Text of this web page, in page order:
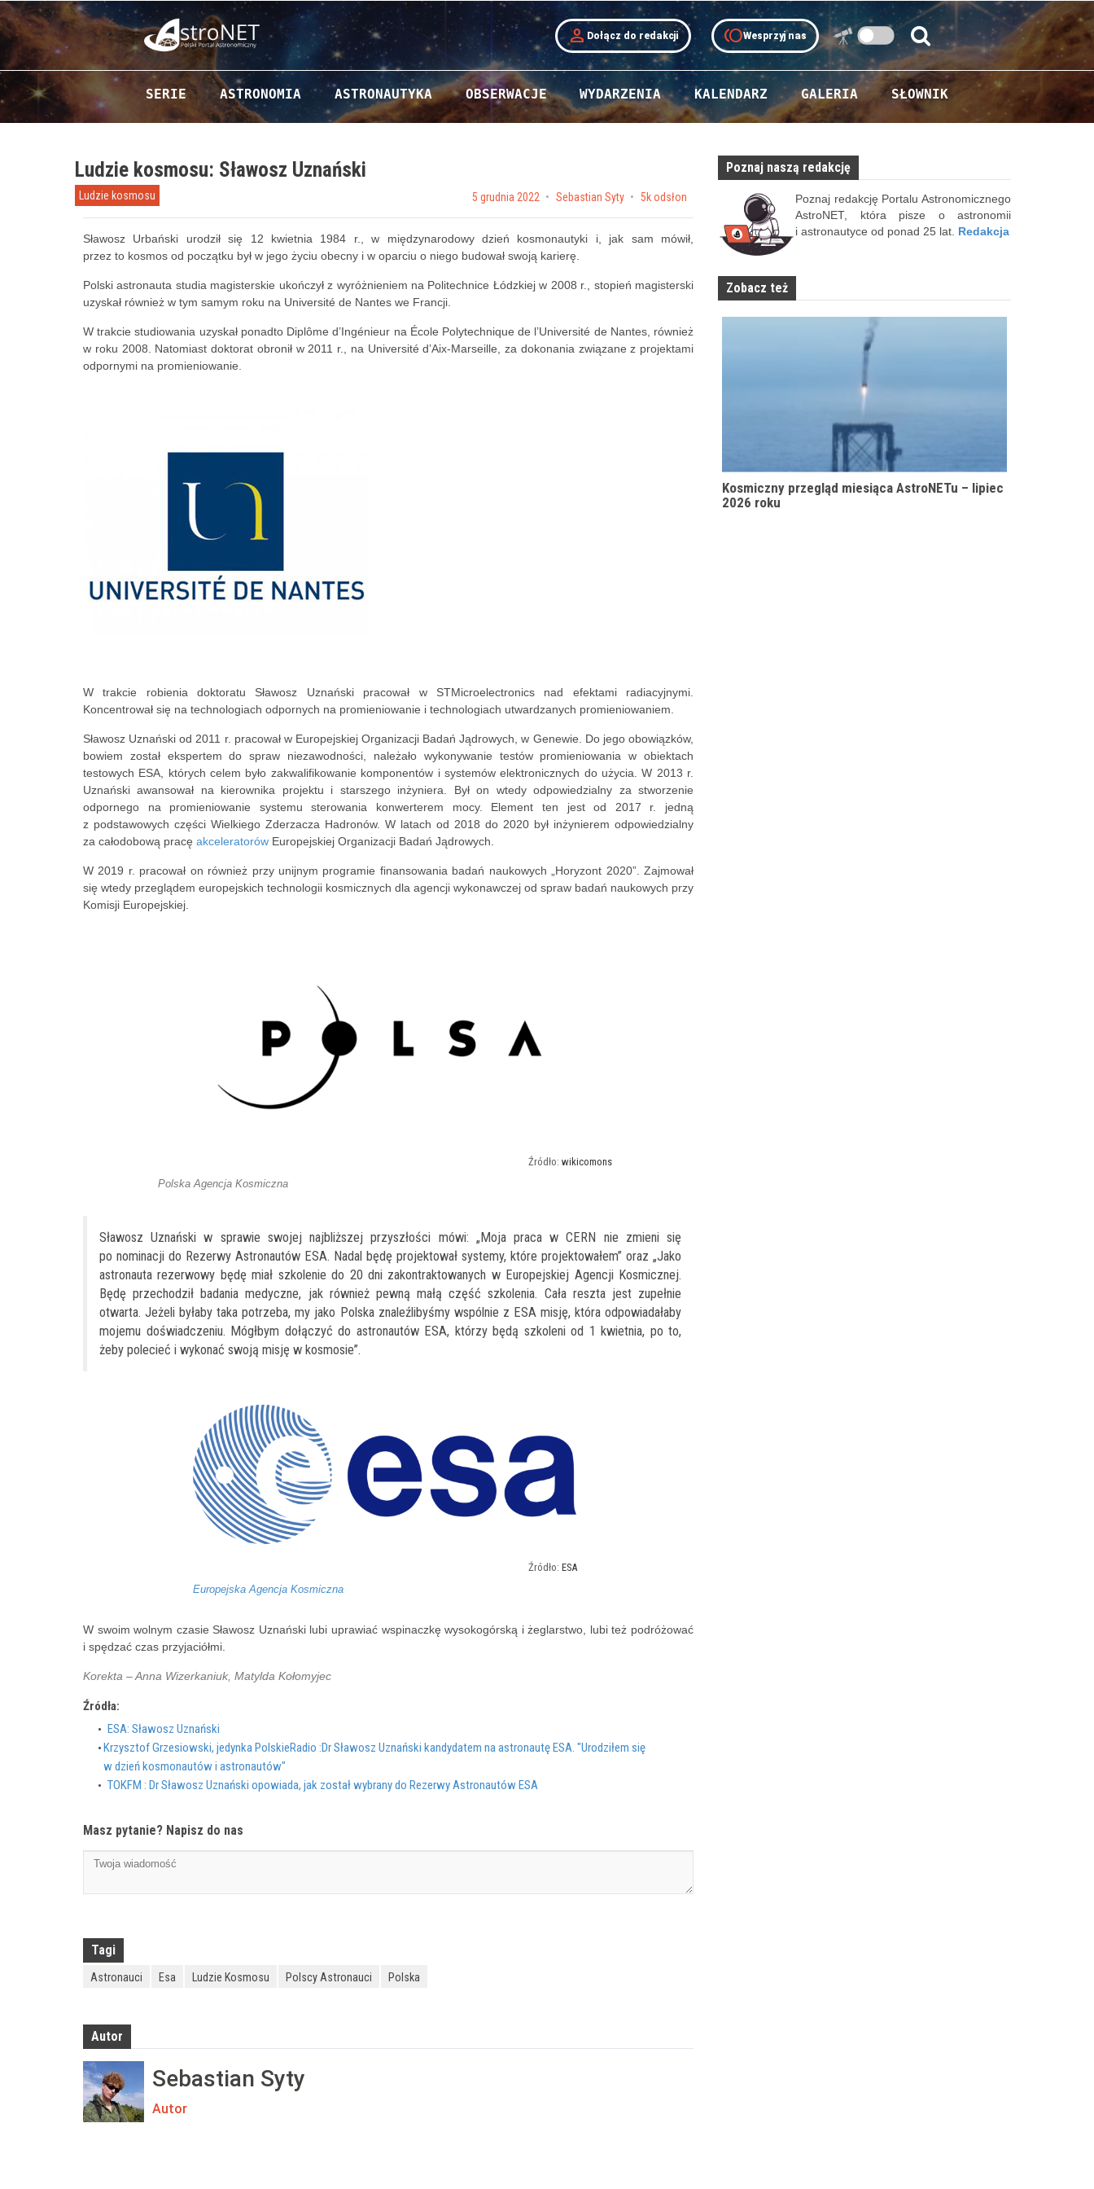
person Dołącz do redakcji tollWesprzyj nas
Szukaj:
Szukaj
Przejdź do zawartości
SERIE ASTRONOMIA ASTRONAUTYKA OBSERWACJE WYDARZENIA KALENDARZ GALERIA SŁOWNIK
Ludzie kosmosu: Sławosz Uznański
Ludzie kosmosu Posted on
5 grudnia 2022 by Sebastian Syty 5k odsłon
Sławosz Urbański urodził się 12 kwietnia 1984 r., w międzynarodowy dzień kosmonautyki i, jak sam mówił,
przez to kosmos od początku był w jego życiu obecny i w oparciu o niego budował swoją karierę.
Polski astronauta studia magisterskie ukończył z wyróżnieniem na Politechnice Łódzkiej w 2008 r., stopień magisterski
uzyskał również w tym samym roku na Université de Nantes we Francji.
W trakcie studiowania uzyskał ponadto Diplôme d’Ingénieur na École Polytechnique de l’Université de Nantes, również
w roku 2008. Natomiast doktorat obronił w 2011 r., na Université d’Aix-Marseille, za dokonania związane z projektami
odpornymi na promieniowanie.
W trakcie robienia doktoratu Sławosz Uznański pracował w STMicroelectronics nad efektami radiacyjnymi.
Koncentrował się na technologiach odpornych na promieniowanie i technologiach utwardzanych promieniowaniem.
Sławosz Uznański od 2011 r. pracował w Europejskiej Organizacji Badań Jądrowych, w Genewie. Do jego obowiązków,
bowiem został ekspertem do spraw niezawodności, należało wykonywanie testów promieniowania w obiektach
testowych ESA, których celem było zakwalifikowanie komponentów i systemów elektronicznych do użycia. W 2013 r.
Uznański awansował na kierownika projektu i starszego inżyniera. Był on wtedy odpowiedzialny za stworzenie
odpornego na promieniowanie systemu sterowania konwerterem mocy. Element ten jest od 2017 r. jedną
z podstawowych części Wielkiego Zderzacza Hadronów. W latach od 2018 do 2020 był inżynierem odpowiedzialny
za całodobową pracę akceleratorów Europejskiej Organizacji Badań Jądrowych.
W 2019 r. pracował on również przy unijnym programie finansowania badań naukowych „Horyzont 2020”. Zajmował
się wtedy przeglądem europejskich technologii kosmicznych dla agencji wykonawczej od spraw badań naukowych przy
Komisji Europejskiej.
wikicomons
Polska Agencja Kosmiczna
Sławosz Uznański w sprawie swojej najbliższej przyszłości mówi: „Moja praca w CERN nie zmieni się
po nominacji do Rezerwy Astronautów ESA. Nadal będę projektował systemy, które projektowałem” oraz „Jako
astronauta rezerwowy będę miał szkolenie do 20 dni zakontraktowanych w Europejskiej Agencji Kosmicznej.
Będę przechodził badania medyczne, jak również pewną małą część szkolenia. Cała reszta jest zupełnie
otwarta. Jeżeli byłaby taka potrzeba, my jako Polska znaleźlibyśmy wspólnie z ESA misję, która odpowiadałaby
mojemu doświadczeniu. Mógłbym dołączyć do astronautów ESA, którzy będą szkoleni od 1 kwietnia, po to,
żeby polecieć i wykonać swoją misję w kosmosie”.
ESA
Europejska Agencja Kosmiczna
W swoim wolnym czasie Sławosz Uznański lubi uprawiać wspinaczkę wysokogórską i żeglarstwo, lubi też podróżować
i spędzać czas przyjaciółmi.
Korekta – Anna Wizerkaniuk, Matylda Kołomyjec
Źródła:
ESA: Sławosz Uznański
Krzysztof Grzesiowski, jedynka PolskieRadio :Dr Sławosz Uznański kandydatem na astronautę ESA. "Urodziłem się
w dzień kosmonautów i astronautów"
TOKFM : Dr Sławosz Uznański opowiada, jak został wybrany do Rezerwy Astronautów ESA
Masz pytanie? Napisz do nas
Tagi
Astronauci Esa Ludzie Kosmosu Polscy Astronauci Polska
Autor
Sebastian Syty
Autor
Poznaj naszą redakcję
Poznaj redakcję Portalu Astronomicznego
AstroNET, która pisze o astronomii
i astronautyce od ponad 25 lat. Redakcja
Zobacz też
Kosmiczny przegląd miesiąca AstroNETu – lipiec
2026 roku